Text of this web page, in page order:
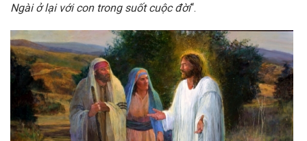
Ngài ở lại với con trong suốt cuộc đời“.